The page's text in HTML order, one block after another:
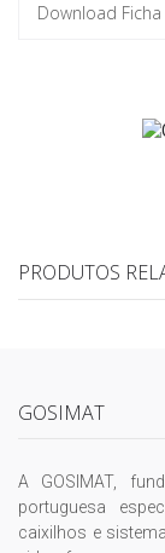
PRODUTOS
GOSIMAT
A GOSIMAT,
portuguesa
caixilhos e